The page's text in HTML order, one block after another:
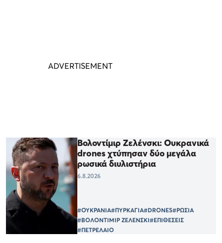
Βολοντίμιρ Ζελένσκι: Ουκρανικά
drones χτύπησαν δύο μεγάλα
ρωσικά διυλιστήρια
6.8.2026
#ΟΥΚΡΑΝΙΑ#ΠΥΡΚΑΓΙΑ#DRONES#ΡΩΣΙΑ
#ΒΟΛΟΝΤΙΜΙΡ ΖΕΛΕΝΣΚΙ#ΕΠΙΘΕΣΕΙΣ
#ΠΕΤΡΕΛΑΙΟ